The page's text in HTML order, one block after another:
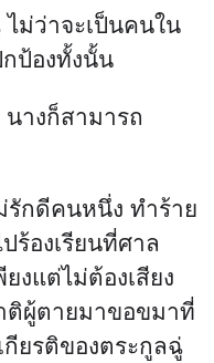
ม่ว่าจะเป็นคนใน
กป้องทั้งนั้น
นางก็สามารถ
กดีคนหนึ่ง ทำร้าย
ร้องเรียนที่ศาล
งแต่ไม่ต้องเสียง
ติผู้ตายมาขอขมาที่
กียรติของตระกูลฉู่